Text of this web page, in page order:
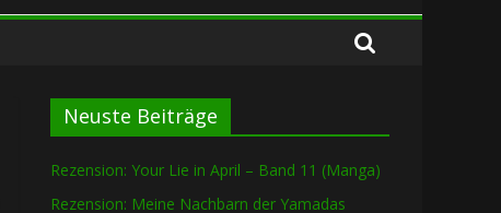
Neuste Beiträge
Rezension: Your Lie in April – Band 11 (Manga)
Rezension: Meine Nachbarn der Yamadas